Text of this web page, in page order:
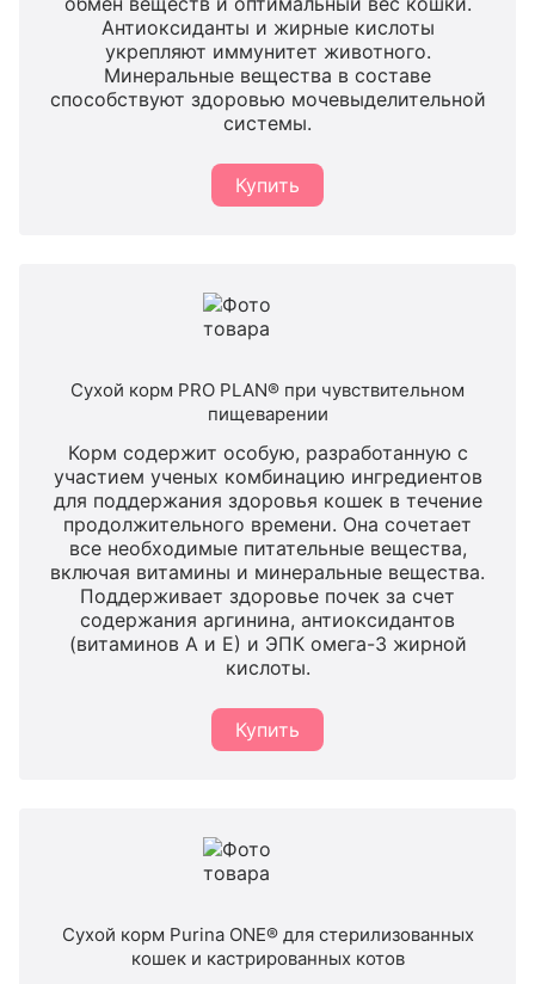
Антиоксиданты и жирные кислоты
укрепляют иммунитет животного.
Минеральные вещества в составе
способствуют здоровью мочевыделительной
системы.
Купить
Сухой корм PRO PLAN® при чувствительном
пищеварении
Корм содержит особую, разработанную с
участием ученых комбинацию ингредиентов
для поддержания здоровья кошек в течение
продолжительного времени. Она сочетает
все необходимые питательные вещества,
включая витамины и минеральные вещества.
Поддерживает здоровье почек за счет
содержания аргинина, антиоксидантов
(витаминов А и Е) и ЭПК омега-3 жирной
кислоты.
Купить
Сухой корм Purina ONE® для стерилизованных
кошек и кастрированных котов